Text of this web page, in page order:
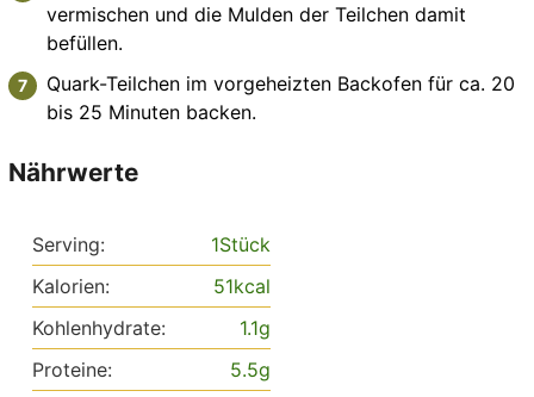
vermischen und die Mulden der Teilchen damit
befüllen.
Quark-Teilchen im vorgeheizten Backofen für ca. 20
bis 25 Minuten backen.
Nährwerte
Serving: 1Stück
Kalorien:
51kcal
Kohlenhydrate:
1.1g
Proteine:
5.5g